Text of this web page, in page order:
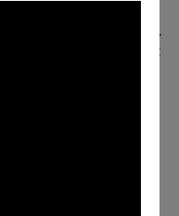
核心的劇團，風格貼近現
抽離喧囂，踏入純粹創造